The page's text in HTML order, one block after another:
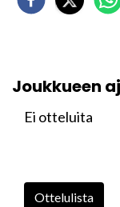
Joukkueen
Ei otteluita
Ottelulista